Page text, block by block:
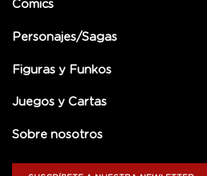
Comics
Personajes/Sagas
Figuras y Funkos
Juegos y Cartas
Sobre nosotros